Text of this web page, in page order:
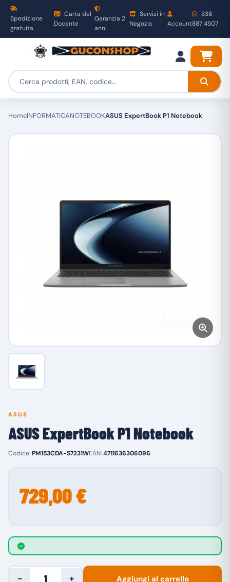
Spedizione
gratuita
Carta del
Docente
Garanzia 2
anni
Servizi in
Negozio
Account
338
887 4507
HomeINFORMATICANOTEBOOKASUS ExpertBook P1 Notebook
ASUS
ASUS ExpertBook P1 Notebook
Codice:PM153CDA-S7231WEAN:4711636306096
729,00 €
− + Aggiungi al carrello